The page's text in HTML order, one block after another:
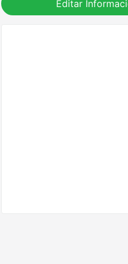
Editar